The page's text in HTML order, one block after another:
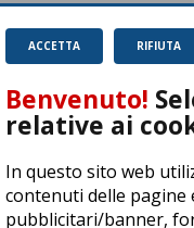
magnifico sport.
Leggi
RIFIUTA
ACCETTA
Benvenuto!
relative ai
In questo sito web
contenuti delle pagine
pubblicitari/banner,
ASD Let's Sport - Via T.
04278030988